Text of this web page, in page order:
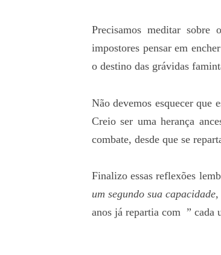
Precisamos meditar
impostores pensar em
o destino das grávidas
Não devemos esquecer que
Creio ser uma herança
combate, desde que se
Finalizo essas reflexões
um segundosua capacidade,
anos já repartia com ” cada